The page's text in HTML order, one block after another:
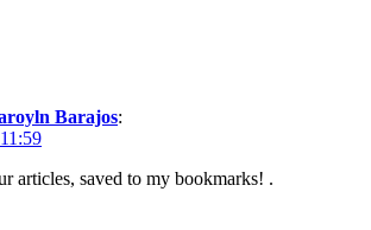
Barajos:
articles, saved to my bookmarks! .